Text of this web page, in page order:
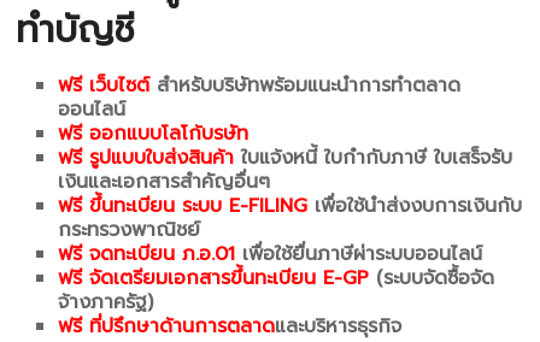
ทำบัญชี
ฟรี เว็บไซต์สำหรับบริษัทพร้อมแนะนำการทำตลาด
ออนไลน์
ฟรี ออกแบบโลโก้บรษัท
ฟรี รูปแบบใบส่งสินค้า ใบแจ้งหนี้ ใบกำกับภาษี ใบเสร็จรับ
เงินและเอกสารสำคัญอื่นๆ
ฟรี ขึ้นทะเบียน ระบบ E-FILING เพื่อใช้นำส่งงบการเงินกับ
กระทรวงพาณิชย์
ฟรี จดทะเบียน ภ.อ.01 เพื่อใช้ยื่นภาษีผ่าระบบออนไลน์
ฟรี จัดเตรียมเอกสารขึ้นทะเบียน E-GP (ระบบจัดซื้อจัด
จ้างภาครัฐ)
ฟรี ที่ปรึกษาด้านการตลาดและบริหารธุรกิจ